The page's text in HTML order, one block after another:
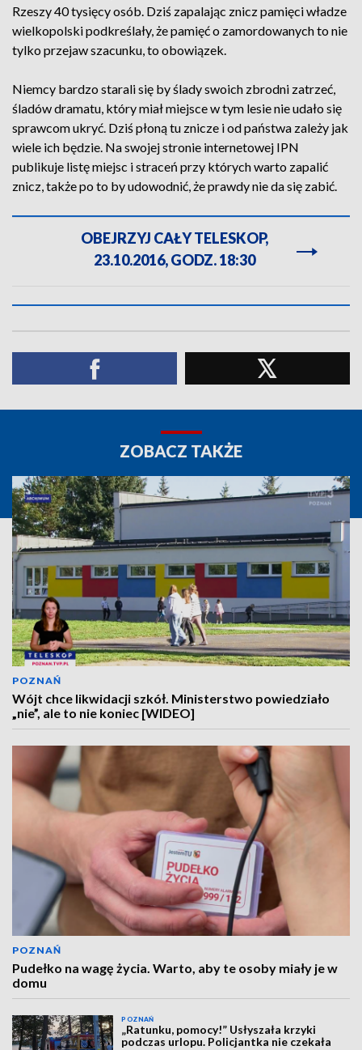
Rzeszy 40 tysięcy osób. Dziś zapalając znicz pamięci władze
wielkopolski podkreślały, że pamięć o zamordowanych to nie
tylko przejaw szacunku, to obowiązek.
Niemcy bardzo starali się by ślady swoich zbrodni zatrzeć,
śladów dramatu, który miał miejsce w tym lesie nie udało się
sprawcom ukryć. Dziś płoną tu znicze i od państwa zależy jak
wiele ich będzie. Na swojej stronie internetowej IPN
publikuje listę miejsc i straceń przy których warto zapalić
znicz, także po to by udowodnić, że prawdy nie da się zabić.
OBEJRZYJ CAŁY TELESKOP,
23.10.2016, GODZ. 18:30
ZOBACZ TAKŻE
POZNAŃ
Wójt chce likwidacji szkół. Ministerstwo powiedziało
„nie”, ale to nie koniec [WIDEO]
POZNAŃ
Pudełko na wagę życia. Warto, aby te osoby miały je w
domu
POZNAŃ
„Ratunku, pomocy!” Usłyszała krzyki
podczas urlopu. Policjantka nie czekała